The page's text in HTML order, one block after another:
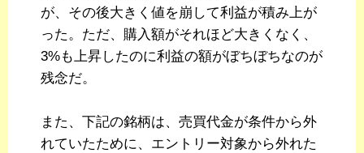
が、その後大きく値を崩して利益が積み上が
った。ただ、購入額がそれほど大きくなく、
3%も上昇したのに利益の額がぼちぼちなのが
残念だ。
また、下記の銘柄は、売買代金が条件から外
れていたために、エントリー対象から外れた